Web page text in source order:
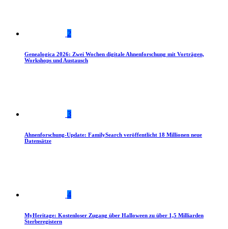
2
Genealogica 2026: Zwei Wochen digitale Ahnenforschung mit Vorträgen,
Workshops und Austausch
3
Ahnenforschung-Update: FamilySearch veröffentlicht 18 Millionen neue
Datensätze
4
MyHeritage: Kostenloser Zugang über Halloween zu über 1,5 Milliarden
Sterberegistern